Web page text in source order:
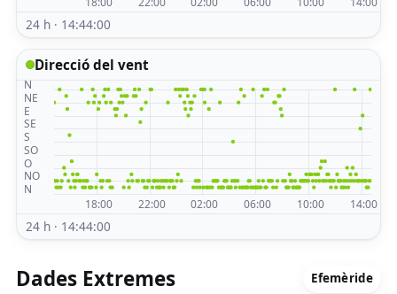
24 h · 14:44:00
Direcció del vent
24 h · 14:44:00
Dades Extremes Efemèride